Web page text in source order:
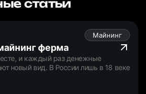
статьи
Майнинг
ферма
и каждый раз денежные
новый вид. В России лишь в 18 веке